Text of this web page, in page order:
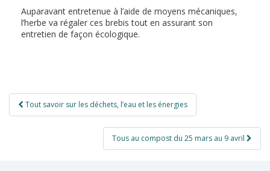
Auparavant entretenue à l’aide de moyens mécaniques,
l’herbe va régaler ces brebis tout en assurant son
entretien de façon écologique.
Navigation
de
Tout savoir sur les déchets, l’eau et les énergies
Tous au compost du 25 mars au 9 avril